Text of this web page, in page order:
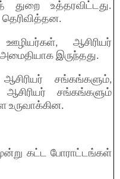
துறை உத்தரவிட்டது.
தெரிவித்தன.
ஆசிரியர்
இருந்தது.
சங்கங்களும்,
சங்கங்களும்
உருவாக்கின.
மூன்று கட்ட போராட்டங்கள்